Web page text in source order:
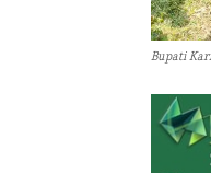
Bupati